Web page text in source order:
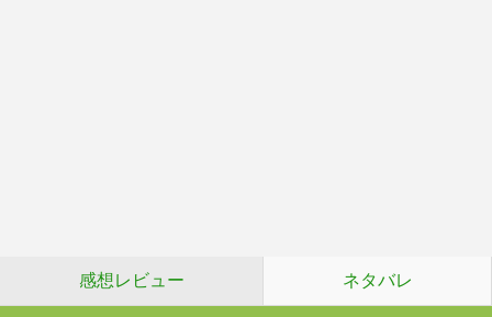
感想レビュー ネタバレ